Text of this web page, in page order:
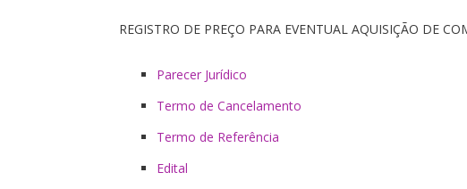
REGISTRO DE PREÇO PARA EVENTUAL AQUISIÇÃO DE
Parecer Jurídico
Termo de Cancelamento
Termo de Referência
Edital